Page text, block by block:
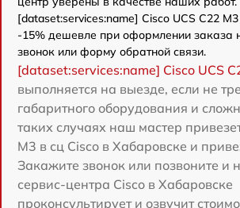
[dataset:services:name] Cisco UCS C22 M3
-15% дешевле при оформлении заказа
звонок или форму обратной связи.
[dataset:services:name] Cisco UCS
выполняется на выезде, если не
габаритного оборудования и
таких случаях наш мастер
M3 в сц Cisco в Хабаровске и
Закажите звонок или позвоните и
сервис-центра Cisco в Хабаровске
проконсультирует и озвучит